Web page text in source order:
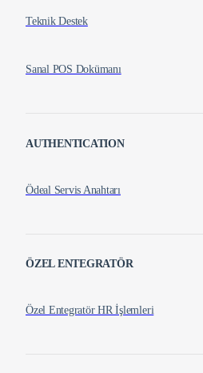
Teknik Destek
Sanal POS Dokümanı
AUTHENTICATION
Ödeal Servis Anahtarı
ÖZEL ENTEGRATÖR
Özel Entegratör HR İşlemleri